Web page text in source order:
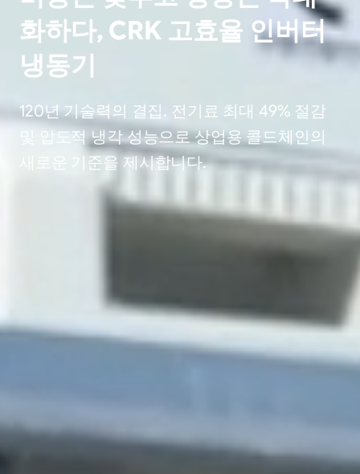
화하다, CRK 고효율 인버터
냉동기
120년 기술력의 결집. 전기료 최대 49% 절감
및 압도적 냉각 성능으로 상업용 콜드체인의
새로운 기준을 제시합니다.